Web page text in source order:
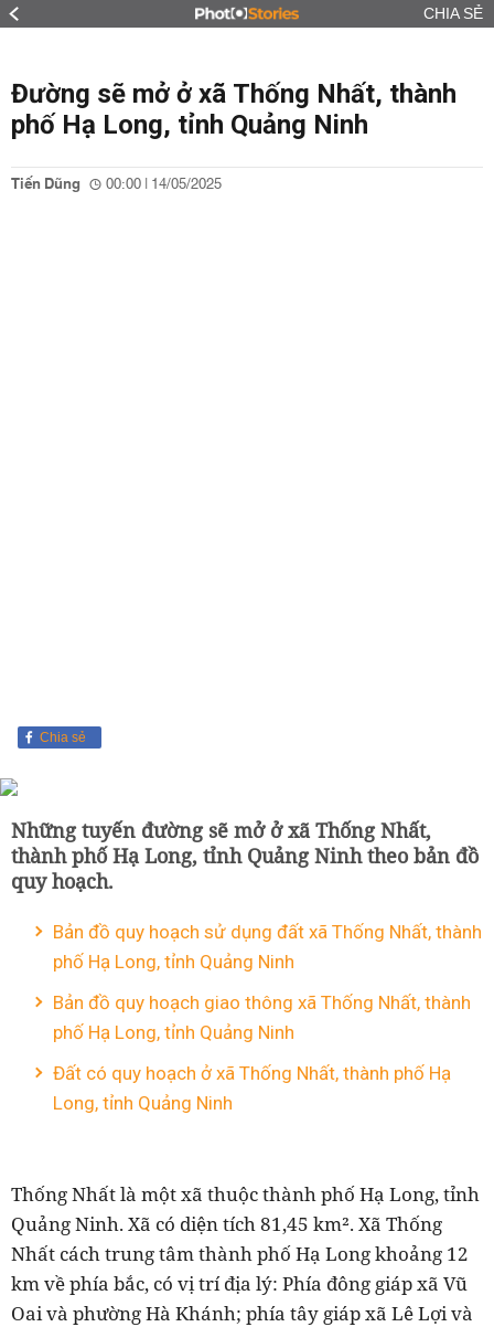
CHIA SẺ
Đường sẽ mở ở xã Thống Nhất, thành
phố Hạ Long, tỉnh Quảng Ninh
Tiến Dũng 00:00 | 14/05/2025
Chia sẻ
Những tuyến đường sẽ mở ở xã Thống Nhất,
thành phố Hạ Long, tỉnh Quảng Ninh theo bản đồ
quy hoạch.
Bản đồ quy hoạch sử dụng đất xã Thống Nhất, thành
phố Hạ Long, tỉnh Quảng Ninh
Bản đồ quy hoạch giao thông xã Thống Nhất, thành
phố Hạ Long, tỉnh Quảng Ninh
Đất có quy hoạch ở xã Thống Nhất, thành phố Hạ
Long, tỉnh Quảng Ninh
Thống Nhất là một xã thuộc thành phố Hạ Long, tỉnh
Quảng Ninh. Xã có diện tích 81,45 km². Xã Thống
Nhất cách trung tâm thành phố Hạ Long khoảng 12
km về phía bắc, có vị trí địa lý: Phía đông giáp xã Vũ
Oai và phường Hà Khánh; phía tây giáp xã Lê Lợi và